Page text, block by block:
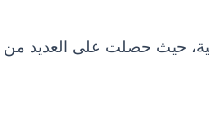
حيث حصلت على العديد من